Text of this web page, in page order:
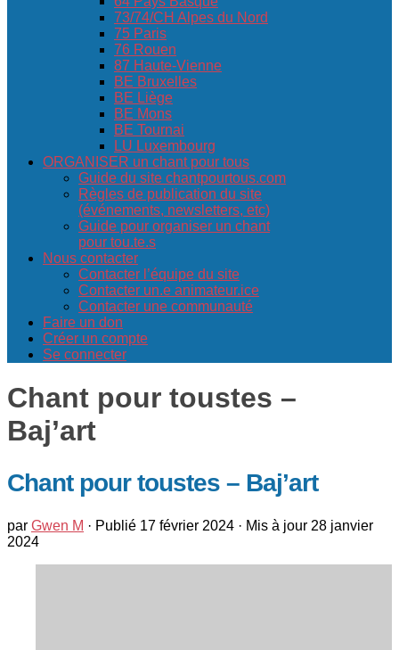
73/74/CH Alpes du Nord
75 Paris
76 Rouen
87 Haute-Vienne
BE Bruxelles
BE Liège
BE Mons
BE Tournai
LU Luxembourg
ORGANISER un chant pour tous
Guide du site chantpourtous.com
Règles de publication du site
(événements, newsletters, etc)
Guide pour organiser un chant
pour tou.te.s
Nous contacter
Contacter l’équipe du site
Contacter un.e animateur.ice
Contacter une communauté
Faire un don
Créer un compte
Se connecter
Chant pour toustes –
Baj’art
Chant pour toustes – Baj’art
par Gwen M · Publié 17 février 2024 · Mis à jour 28 janvier
2024